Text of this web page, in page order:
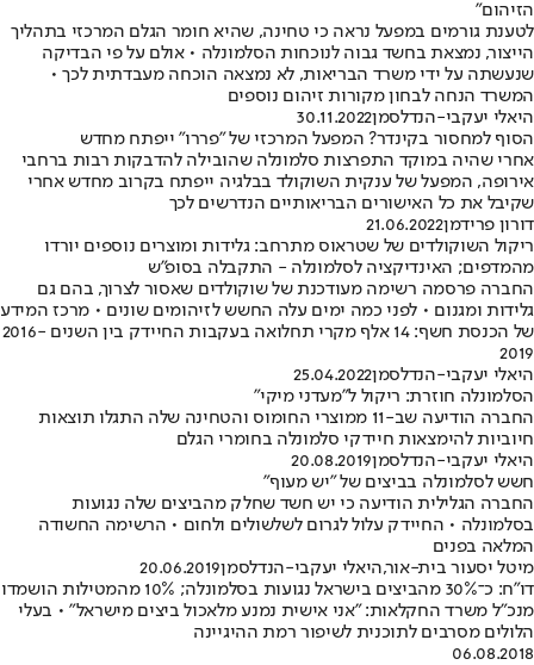
הזיהום"
לטענת גורמים במפעל נראה כי טחינה, שהיא חומר הגלם המרכזי בתהליך
הייצור, נמצאת בחשד גבוה לנוכחות הסלמונלה • אולם על פי הבדיקה
שנעשתה על ידי משרד הבריאות, לא נמצאה הוכחה מעבדתית לכך •
המשרד הנחה לבחון מקורות זיהום נוספים
היאלי יעקבי-הנדלסמן30.11.2022
הסוף למחסור בקינדר? המפעל המרכזי של "פררו" ייפתח מחדש
אחרי שהיה במוקד התפרצות סלמונלה שהובילה להדבקות רבות ברחבי
אירופה, המפעל של ענקית השוקולד בבלגיה ייפתח בקרוב מחדש אחרי
שקיבל את כל האישורים הבריאותיים הנדרשים לכך
דורון פרידמן21.06.2022
ריקול השוקולדים של שטראוס מתרחב: גלידות ומוצרים נוספים יורדו
מהמדפים; האינדיקציה לסלמונלה - התקבלה בסופ"ש
החברה פרסמה רשימה מעודכנת של שוקולדים שאסור לצרוך, בהם גם
גלידות ומגנום • לפני כמה ימים עלה החשש לזיהומים שונים • מרכז המידע
של הכנסת חשף: 14 אלף מקרי תחלואה בעקבות החיידק בין השנים 2016-
2019
היאלי יעקבי-הנדלסמן25.04.2022
הסלמונלה חוזרת: ריקול ל"מעדני מיקי"
החברה הודיעה שב-11 ממוצרי החומוס והטחינה שלה התגלו תוצאות
חיוביות להימצאות חיידקי סלמונלה בחומרי הגלם
היאלי יעקבי-הנדלסמן20.08.2019
חשש לסלמונלה בביצים של "יש מעוף"
החברה הגלילית הודיעה כי יש חשד שחלק מהביצים שלה נגועות
בסלמונלה • החיידק עלול לגרום לשלשולים ולחום • הרשימה החשודה
המלאה בפנים
מיטל יסעור בית-אור,היאלי יעקבי-הנדלסמן20.06.2019
דו"ח: כ־30% מהביצים בישראל נגועות בסלמונלה; 10% מהמטילות הושמדו
מנכ"ל משרד החקלאות: "אני אישית נמנע מלאכול ביצים מישראל" • בעלי
הלולים מסרבים לתוכנית לשיפור רמת ההיגיינה
06.08.2018